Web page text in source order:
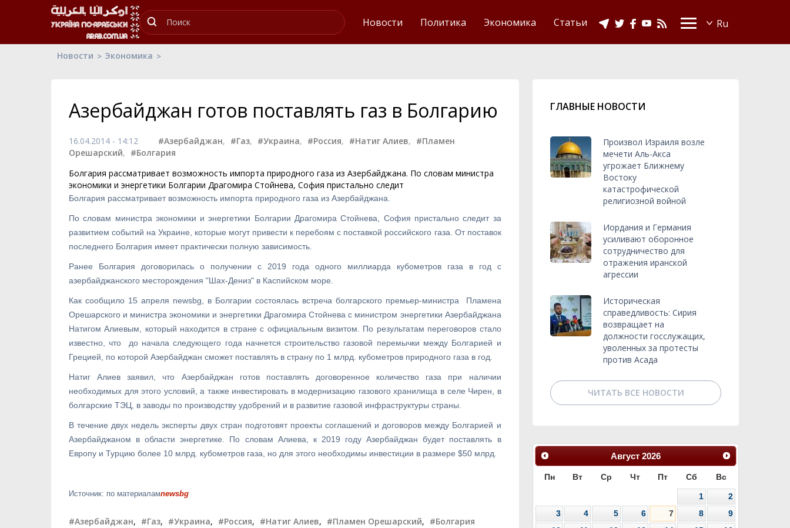
Новости Политика Экономика Статьи
Новости Экономика
Азербайджан готов поставлять газ в Болгарию
16.04.2014 - 14:12 #Азербайджан, #Газ, #Украина, #Россия, #Натиг Алиев, #Пламен
Орешарский, #Болгария
Болгария рассматривает возможность импорта природного газа из Азербайджана. По словам министра
экономики и энергетики Болгарии Драгомира Стойнева, София пристально следит
Болгария рассматривает возможность импорта природного газа из Азербайджана.
По словам министра экономики и энергетики Болгарии Драгомира Стойнева, София пристально следит за
развитием событий на Украине, которые могут привести к перебоям с поставкой российского газа. От поставок
последнего Болгария имеет практически полную зависимость.
Ранее Болгария договорилась о получении с 2019 года одного миллиарда кубометров газа в год с
азербайджанского месторождения "Шах-Дениз" в Каспийском море.
Как сообщило 15 апреля newsbg, в Болгарии состоялась встреча болгарского премьер-министра Пламена
Орешарского и министра экономики и энергетики Драгомира Стойнева с министром энергетики Азербайджана
Натигом Алиевым, который находится в стране с официальным визитом. По результатам переговоров стало
известно, что до начала следующего года начнется строительство газовой перемычки между Болгарией и
Грецией, по которой Азербайджан сможет поставлять в страну по 1 млрд. кубометров природного газа в год.
Натиг Алиев заявил, что Азербайджан готов поставлять договоренное количество газа при наличии
необходимых для этого условий, а также инвестировать в модернизацию газового хранилища в селе Чирен, в
болгарские ТЭЦ, в заводы по производству удобрений и в развитие газовой инфраструктуры страны.
В течение двух недель эксперты двух стран подготовят проекты соглашений и договоров между Болгарией и
Азербайджаном в области энергетике. По словам Алиева, к 2019 году Азербайджан будет поставлять в
Европу и Турцию более 10 млрд. кубометров газа, но для этого необходимы инвестиции в размере $50 млрд.
Источник: по материаламnewsbg
#Азербайджан, #Газ, #Украина, #Россия, #Натиг Алиев, #Пламен Орешарский, #Болгария
ГЛАВНЫЕ НОВОСТИ
Произвол Израиля возле
мечети Аль-Акса
угрожает Ближнему
Востоку
катастрофической
религиозной войной
Иордания и Германия
усиливают оборонное
сотрудничество для
отражения иранской
агрессии
Историческая
справедливость: Сирия
возвращает на
должности госслужащих,
уволенных за протесты
против Асада
ЧИТАТЬ ВСЕ НОВОСТИ
Август 2026
Пн Вт Ср Чт Пт Сб Вс
1
2
3
4 5 6 7 8
9